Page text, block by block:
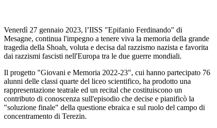
Venerdì 27 gennaio 2023, l’IISS "Epifanio Ferdinando" di
Mesagne, continua l'impegno a tenere viva la memoria della grande
tragedia della Shoah, voluta e decisa dal razzismo nazista e favorita
dai razzismi fascisti nell'Europa tra le due guerre mondiali.
Il progetto "Giovani e Memoria 2022-23", cui hanno partecipato 76
alunni delle classi quarte del liceo scientifico, ha prodotto una
rappresentazione teatrale ed un recital che costituiscono un
contributo di conoscenza sull'episodio che decise e pianificò la
"soluzione finale" della questione ebraica e sul ruolo del campo di
concentramento di Terezin.